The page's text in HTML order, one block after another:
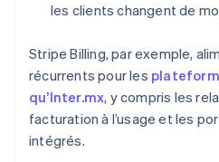
les clients changent de
Stripe Billing, par exemple,
récurrents pour les
qu’Inter.mx, y compris les
facturation à l’usage et les
intégrés.